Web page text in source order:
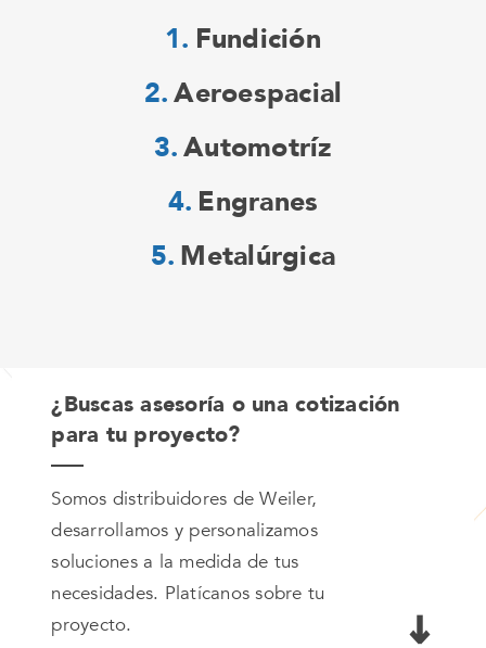
Fundición
Aeroespacial
Automotríz
Engranes
Metalúrgica
¿Buscas asesoría o una cotización
para tu proyecto?
Somos distribuidores de Weiler,
desarrollamos y personalizamos
soluciones a la medida de tus
necesidades. Platícanos sobre tu
proyecto.